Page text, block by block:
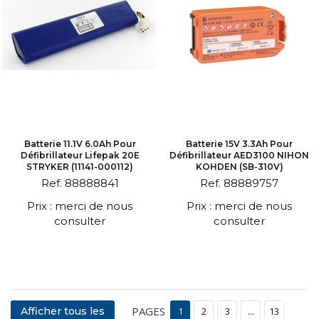
Batterie 11.1V 6.0Ah Pour
Défibrillateur Lifepak 20E
STRYKER (11141-000112)
Ref. 88888841
Prix : merci de nous
consulter
Batterie 15V 3.3Ah Pour
Défibrillateur AED3100 NIHON
KOHDEN (SB-310V)
Ref. 88889757
Prix : merci de nous
consulter
Afficher tous les PAGES 1 2 3 ... 13